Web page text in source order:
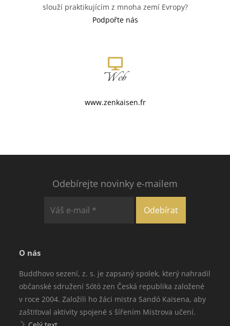
slouží praktikujícím z mnoha zemí Evropy?
Podpořte nás
Web
www.zenkaisen.fr
Odebírejte novinky e-mailem
O nás
Buddhovo sezení, z. s. je zapsaný spolek, který nahradil
občanské sdružení Sótó zen Česká republika založené
v roce 2004. Založili ho žáci mistra Sandó Kaisena, aby
zaštiťoval aktivity spojené s šířením Mistrova učení.